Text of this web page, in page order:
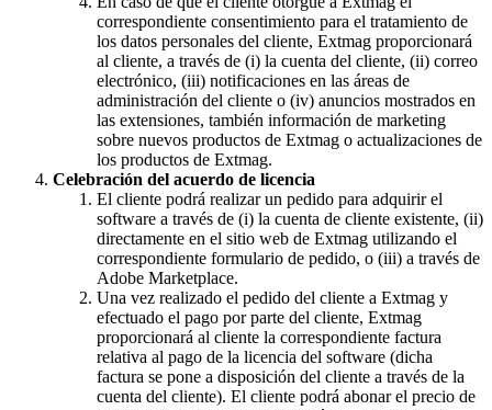
correspondiente consentimiento para el tratamiento de
los datos personales del cliente, Extmag proporcionará
al cliente, a través de (i) la cuenta del cliente, (ii) correo
electrónico, (iii) notificaciones en las áreas de
administración del cliente o (iv) anuncios mostrados en
las extensiones, también información de marketing
sobre nuevos productos de Extmag o actualizaciones de
los productos de Extmag.
Celebración del acuerdo de licencia
El cliente podrá realizar un pedido para adquirir el
software a través de (i) la cuenta de cliente existente, (ii)
directamente en el sitio web de Extmag utilizando el
correspondiente formulario de pedido, o (iii) a través de
Adobe Marketplace.
Una vez realizado el pedido del cliente a Extmag y
efectuado el pago por parte del cliente, Extmag
proporcionará al cliente la correspondiente factura
relativa al pago de la licencia del software (dicha
factura se pone a disposición del cliente a través de la
cuenta del cliente). El cliente podrá abonar el precio de